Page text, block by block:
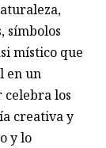
símbolos
místico que
en un
los
creativa y
y lo